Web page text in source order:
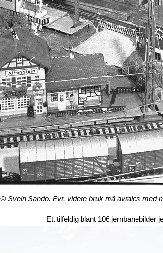
© Svein Sando. Evt. videre bruk må avtales med
Ett tilfeldig blant 106 jernbanebilder